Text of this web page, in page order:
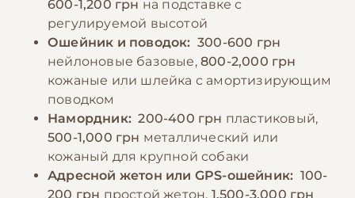
ветеринаром.
🎁 −10% на зоотовары
По промокоду E-PET
600-1,200 грн на подставке с
регулируемой высотой
Ошейник и поводок: 300-600 грн
нейлоновые базовые, 800-2,000 грн
кожаные или шлейка с амортизирующим
поводком
Намордник: 200-400 грн пластиковый,
500-1,000 грн металлический или
кожаный для крупной собаки
Адресной жетон или GPS-ошейник: 100-
200 грн простой жетон, 1,500-3,000 грн